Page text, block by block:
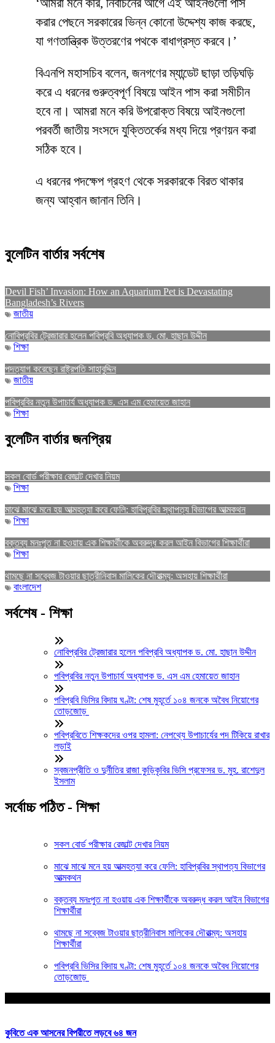
‘আমরা মনে করি, নির্বাচনের আগে এই আইনগুলো পাস
করার পেছনে সরকারের ভিন্ন কোনো উদ্দেশ্য কাজ করছে,
যা গণতান্ত্রিক উত্তরণের পথকে বাধাগ্রস্ত করবে।’
বিএনপি মহাসচিব বলেন, জনগণের ম্যান্ডেট ছাড়া তড়িঘড়ি
করে এ ধরনের গুরুত্বপূর্ণ বিষয়ে আইন পাস করা সমীচীন
হবে না। আমরা মনে করি উপরোক্ত বিষয়ে আইনগুলো
পরবর্তী জাতীয় সংসদে যুক্তিতর্কের মধ্য দিয়ে প্রণয়ন করা
সঠিক হবে।
এ ধরনের পদক্ষেপ গ্রহণ থেকে সরকারকে বিরত থাকার
জন্য আহ্বান জানান তিনি।
বুলেটিন বার্তার সর্বশেষ
Devil Fish’ Invasion: How an Aquarium Pet is Devastating
Bangladesh’s Rivers
জাতীয়
নোবিপ্রবির ট্রেজারার হলেন পবিপ্রবি অধ্যাপক ড. মো. হাছান উদ্দীন
শিক্ষা
পদত্যাগ করেছেন রাষ্ট্রপতি সাহাবুদ্দিন
জাতীয়
পবিপ্রবির নতুন উপাচার্য অধ্যাপক ড. এস এম হেমায়েত জাহান
শিক্ষা
বুলেটিন বার্তার জনপ্রিয়
সকল বোর্ড পরীক্ষার রেজাল্ট দেখার নিয়ম
শিক্ষা
মাঝে মাঝে মনে হয় আত্মহত্যা করে ফেলি: হাবিপ্রবির স্থাপত্য বিভাগের আত্মকথন
শিক্ষা
বক্তব্য মনঃপুত না হওয়ায় এক শিক্ষার্থীকে অবরুদ্ধ করল আইন বিভাগের শিক্ষার্থীরা
শিক্ষা
থামছে না সব্বেজ টাওয়ার ছাত্রীনিবাস মালিকের দৌরাত্ম্য: অসহায় শিক্ষার্থীরা
বাংলাদেশ
সর্বশেষ - শিক্ষা
নোবিপ্রবির ট্রেজারার হলেন পবিপ্রবি অধ্যাপক ড. মো. হাছান উদ্দীন
পবিপ্রবির নতুন উপাচার্য অধ্যাপক ড. এস এম হেমায়েত জাহান
পবিপ্রবি ভিসির বিদায় ঘণ্টা: শেষ মুহূর্তে ১০৪ জনকে অবৈধ নিয়োগের
তোড়জোড়
পবিপ্রবিতে শিক্ষকদের ওপর হামলা: নেপথ্যে উপাচার্যের পদ টিকিয়ে রাখার
লড়াই
স্বজনপ্রীতি ও দুর্নীতির রাজা কুড়িকৃবির ভিসি প্রফেসর ড. মুহ. রাশেদুল
ইসলাম
সর্বোচ্চ পঠিত - শিক্ষা
সকল বোর্ড পরীক্ষার রেজাল্ট দেখার নিয়ম
মাঝে মাঝে মনে হয় আত্মহত্যা করে ফেলি: হাবিপ্রবির স্থাপত্য বিভাগের
আত্মকথন
বক্তব্য মনঃপুত না হওয়ায় এক শিক্ষার্থীকে অবরুদ্ধ করল আইন বিভাগের
শিক্ষার্থীরা
থামছে না সব্বেজ টাওয়ার ছাত্রীনিবাস মালিকের দৌরাত্ম্য: অসহায়
শিক্ষার্থীরা
পবিপ্রবি ভিসির বিদায় ঘণ্টা: শেষ মুহূর্তে ১০৪ জনকে অবৈধ নিয়োগের
তোড়জোড়
কুবিতে এক আসনের বিপরীতে লড়বে ৬৪ জন